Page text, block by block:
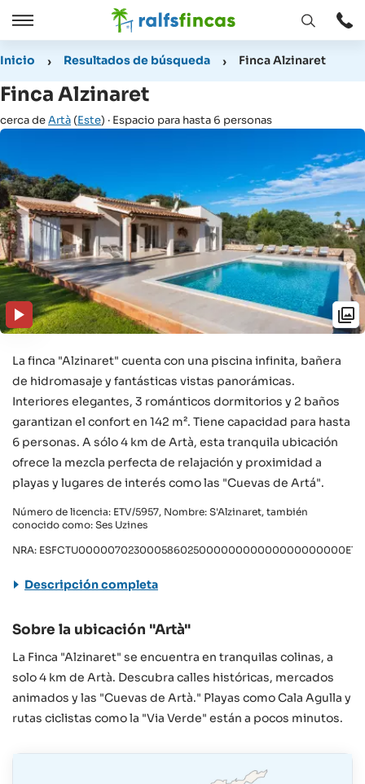
Abrir
Cerrar
Abrir
Inicio Resultados de búsqueda Finca Alzinaret
Finca Alzinaret
cerca deArtà (Este) · Espacio para hasta 6 personas
La finca "Alzinaret" cuenta con una piscina infinita, bañera
de hidromasaje y fantásticas vistas panorámicas.
Interiores elegantes, 3 románticos dormitorios y 2 baños
garantizan el confort en 142 m². Tiene capacidad para hasta
6 personas. A sólo 4 km de Artà, esta tranquila ubicación
ofrece la mezcla perfecta de relajación y proximidad a
playas y lugares de interés como las "Cuevas de Artá".
Número de licencia: ETV/5957, Nombre: S'Alzinaret, también
conocido como: Ses Uzines
NRA:
Descripción completa
Sobre la ubicación "Artà"
La Finca "Alzinaret" se encuentra en tranquilas colinas, a
solo 4 km de Artà. Descubra calles históricas, mercados
animados y las "Cuevas de Artà." Playas como Cala Agulla y
rutas ciclistas como la "Via Verde" están a pocos minutos.